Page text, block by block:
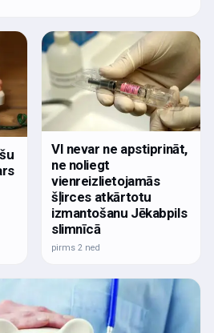
VI nevar ne apstiprināt,
ne noliegt
vienreizlietojamās
šļirces atkārtotu
izmantošanu Jēkabpils
slimnīcā
pirms 2 ned